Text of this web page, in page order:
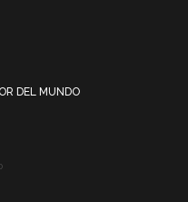
DEL MUNDO